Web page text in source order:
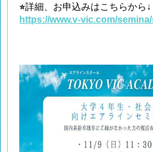
⭐詳細、お申込みはこちらから↓
https://www.v-vic.com/